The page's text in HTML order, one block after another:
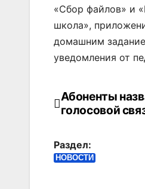
«Сбор файлов» и
школа»,
домашним
уведомления от
записям
Абоненты
голосовой
Раздел:
НОВОСТИ